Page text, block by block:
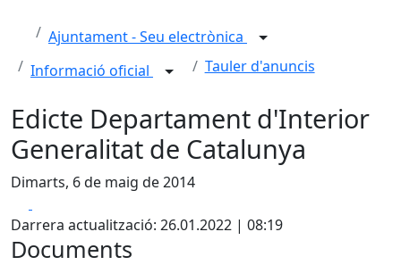
Ajuntament - Seu electrònica
Informació oficial
Tauler d'anuncis
Edicte Departament d'Interior
Generalitat de Catalunya
Dimarts, 6 de maig de 2014
Darrera actualització: 26.01.2022 | 08:19
Documents